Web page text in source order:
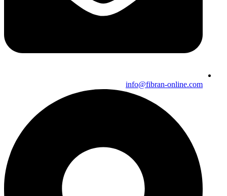
info@fibran-online.com